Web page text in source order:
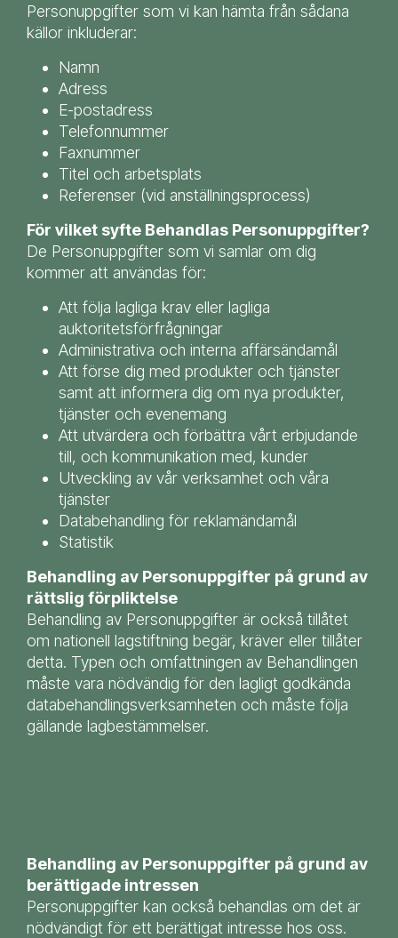
Personuppgifter som vi kan hämta från sådana
källor inkluderar:
Namn
Adress
E-postadress
Telefonnummer
Faxnummer
Titel och arbetsplats
Referenser (vid anställningsprocess)
För vilket syfte Behandlas Personuppgifter?
De Personuppgifter som vi samlar om dig
kommer att användas för:
Att följa lagliga krav eller lagliga
auktoritetsförfrågningar
Administrativa och interna affärsändamål
Att förse dig med produkter och tjänster
samt att informera dig om nya produkter,
tjänster och evenemang
Att utvärdera och förbättra vårt erbjudande
till, och kommunikation med, kunder
Utveckling av vår verksamhet och våra
tjänster
Databehandling för reklamändamål
Statistik
Behandling av Personuppgifter på grund av
rättslig förpliktelse
Behandling av Personuppgifter är också tillåtet
om nationell lagstiftning begär, kräver eller tillåter
detta. Typen och omfattningen av Behandlingen
måste vara nödvändig för den lagligt godkända
databehandlingsverksamheten och måste följa
gällande lagbestämmelser.
Behandling av Personuppgifter på grund av
berättigade intressen
Personuppgifter kan också behandlas om det är
nödvändigt för ett berättigat intresse hos oss.